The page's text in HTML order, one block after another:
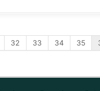
32 33 34 35